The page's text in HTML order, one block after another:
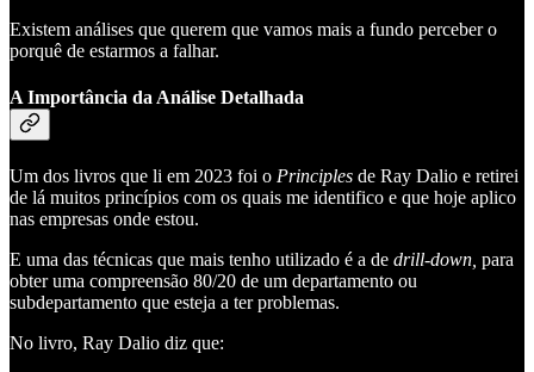
Existem análises que querem que vamos mais a fundo perceber o
porquê de estarmos a falhar.
A Importância da Análise Detalhada
Um dos livros que li em 2023 foi o Principles de Ray Dalio e retirei
de lá muitos princípios com os quais me identifico e que hoje aplico
nas empresas onde estou.
E uma das técnicas que mais tenho utilizado é a de drill-down, para
obter uma compreensão 80/20 de um departamento ou
subdepartamento que esteja a ter problemas.
No livro, Ray Dalio diz que: